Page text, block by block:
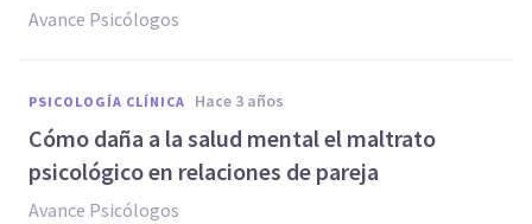
Avance Psicólogos
PSICOLOGÍA CLÍNICA hace 3 años
Cómo daña a la salud mental el maltrato
psicológico en relaciones de pareja
Avance Psicólogos